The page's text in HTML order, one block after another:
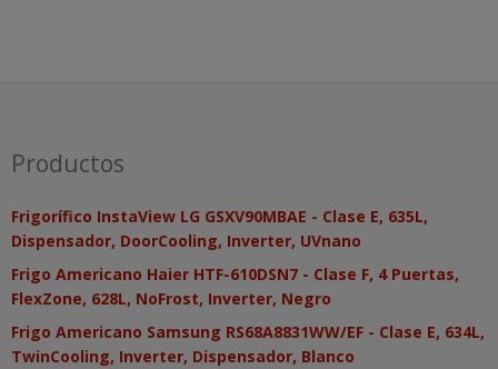
Productos
Frigorífico InstaView LG GSXV90MBAE - Clase E, 635L,
Dispensador, DoorCooling, Inverter, UVnano
Frigo Americano Haier HTF-610DSN7 - Clase F, 4 Puertas,
FlexZone, 628L, NoFrost, Inverter, Negro
Frigo Americano Samsung RS68A8831WW/EF - Clase E, 634L,
TwinCooling, Inverter, Dispensador, Blanco